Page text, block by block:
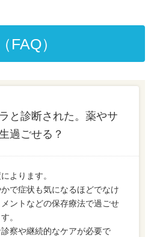
FAQ）
と診断された。薬やサ
過ごせる？
よります。
で症状も気になるほどでなけ
ントなどの保存療法で過ごせ
。
察や継続的なケアが必要で